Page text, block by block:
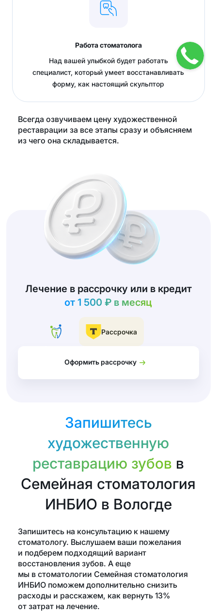
Работа стоматолога
Над вашей улыбкой будет работать
специалист, который умеет восстанавливать
форму, как настоящий скульптор
Всегда озвучиваем цену художественной
реставрации за все этапы сразу и объясняем
из чего она складывается.
Лечение в рассрочку или в кредит
от 1 500 ₽ в месяц
Рассрочка
Оформить рассрочку
Запишитесь
художественную
реставрацию зубов в
Семейная стоматология
ИНБИО в Вологде
Запишитесь на консультацию к нашему
стоматологу. Выслушаем ваши пожелания
и подберем подходящий вариант
восстановления зубов. А еще
мы в стоматологии Семейная стоматология
ИНБИО поможем дополнительно снизить
расходы и расскажем, как вернуть 13%
от затрат на лечение.